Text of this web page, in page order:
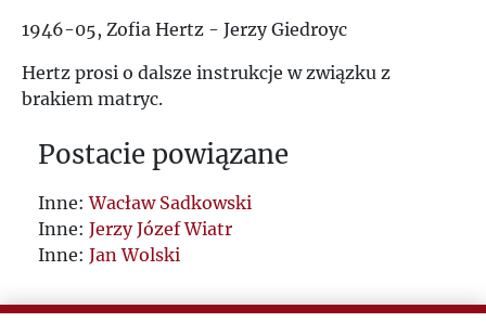
1946-05, Zofia Hertz - Jerzy Giedroyc
Hertz prosi o dalsze instrukcje w związku z
brakiem matryc.
Postacie powiązane
Inne:Wacław Sadkowski
Inne: Jerzy Józef Wiatr
Inne: Jan Wolski